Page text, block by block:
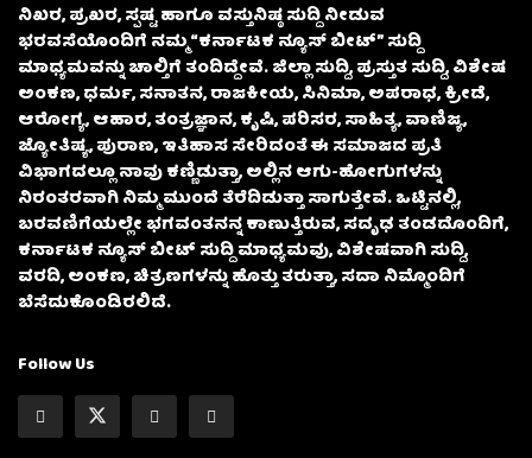
ನಿಖರ, ಪ್ರಖರ, ಸ್ಪಷ್ಟ ಹಾಗೂ ವಸ್ತುನಿಷ್ಠ ಸುದ್ದಿ ನೀಡುವ
ಭರವಸೆಯೊಂದಿಗೆ ನಮ್ಮ “ಕರ್ನಾಟಕ ನ್ಯೂಸ್ ಬೀಟ್” ಸುದ್ದಿ
ಮಾಧ್ಯಮವನ್ನು ಚಾಲ್ತಿಗೆ ತಂದಿದ್ದೇವೆ. ಜಿಲ್ಲಾ ಸುದ್ದಿ, ಪ್ರಸ್ತುತ ಸುದ್ದಿ, ವಿಶೇಷ
ಅಂಕಣ, ಧರ್ಮ, ಸನಾತನ, ರಾಜಕೀಯ, ಸಿನಿಮಾ, ಅಪರಾಧ, ಕ್ರೀಡೆ,
ಆರೋಗ್ಯ, ಆಹಾರ, ತಂತ್ರಜ್ಞಾನ, ಕೃಷಿ, ಪರಿಸರ, ಸಾಹಿತ್ಯ, ವಾಣಿಜ್ಯ,
ಜ್ಯೋತಿಷ್ಯ, ಪುರಾಣ, ಇತಿಹಾಸ ಸೇರಿದಂತೆ ಈ ಸಮಾಜದ ಪ್ರತಿ
ವಿಭಾಗದಲ್ಲೂ ನಾವು ಕಣ್ಣಿಡುತ್ತಾ, ಅಲ್ಲಿನ ಆಗು-ಹೋಗುಗಳನ್ನು
ನಿರಂತರವಾಗಿ ನಿಮ್ಮ ಮುಂದೆ ತೆರೆದಿಡುತ್ತಾ ಸಾಗುತ್ತೇವೆ. ಒಟ್ಟಿನಲ್ಲಿ,
ಬರವಣಿಗೆಯಲ್ಲೇ ಭಗವಂತನನ್ನ ಕಾಣುತ್ತಿರುವ, ಸದೃಢ ತಂಡದೊಂದಿಗೆ,
ಕರ್ನಾಟಕ ನ್ಯೂಸ್ ಬೀಟ್ ಸುದ್ದಿ ಮಾಧ್ಯಮವು, ವಿಶೇಷವಾಗಿ ಸುದ್ದಿ,
ವರದಿ, ಅಂಕಣ, ಚಿತ್ರಣಗಳನ್ನು ಹೊತ್ತು ತರುತ್ತಾ, ಸದಾ ನಿಮ್ಮೊಂದಿಗೆ
ಬೆಸೆದುಕೊಂಡಿರಲಿದೆ.
Follow Us